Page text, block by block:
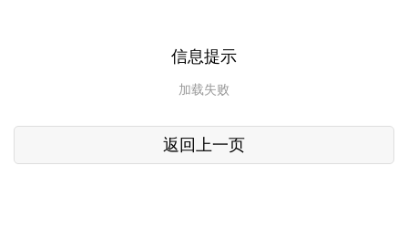
信息提示
加载失败
返回上一页